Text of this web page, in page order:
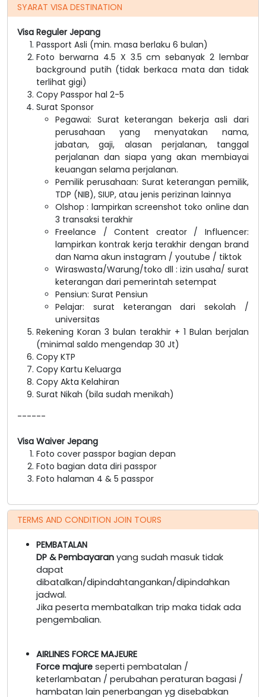
SYARAT VISA DESTINATION
Visa Reguler Jepang
Passport Asli (min. masa berlaku 6 bulan)
Foto berwarna 4.5 X 3.5 cm sebanyak 2 lembar
background putih (tidak berkaca mata dan tidak
terlihat gigi)
Copy Passpor hal 2-5
Surat Sponsor
Pegawai: Surat keterangan bekerja asli dari
perusahaan yang menyatakan nama,
jabatan, gaji, alasan perjalanan, tanggal
perjalanan dan siapa yang akan membiayai
keuangan selama perjalanan.
Pemilik perusahaan: Surat keterangan pemilik,
TDP (NIB), SIUP, atau jenis perizinan lainnya
Olshop : lampirkan screenshot toko online dan
3 transaksi terakhir
Freelance / Content creator / Influencer:
lampirkan kontrak kerja terakhir dengan brand
dan Nama akun instagram / youtube / tiktok
Wiraswasta/Warung/toko dll : izin usaha/ surat
keterangan dari pemerintah setempat
Pensiun: Surat Pensiun
Pelajar: surat keterangan dari sekolah /
universitas
Rekening Koran 3 bulan terakhir + 1 Bulan berjalan
(minimal saldo mengendap 30 Jt)
Copy KTP
Copy Kartu Keluarga
Copy Akta Kelahiran
Surat Nikah (bila sudah menikah)
------
Visa Waiver Jepang
Foto cover passpor bagian depan
Foto bagian data diri passpor
Foto halaman 4 & 5 passpor
TERMS AND CONDITION JOIN TOURS
PEMBATALAN
DP & Pembayaran yang sudah masuk tidak
dapat
dibatalkan/dipindahtangankan/dipindahkan
jadwal.
Jika peserta membatalkan trip maka tidak ada
pengembalian.
AIRLINES FORCE MAJEURE
Force majure seperti pembatalan /
keterlambatan / perubahan peraturan bagasi /
hambatan lain penerbangan yg disebabkan